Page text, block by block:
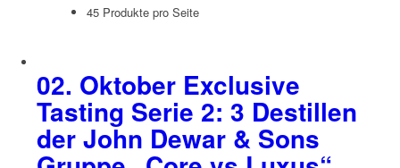
45 Produkte pro Seite
02. Oktober Exclusive
Tasting Serie 2: 3 Destillen
der John Dewar & Sons